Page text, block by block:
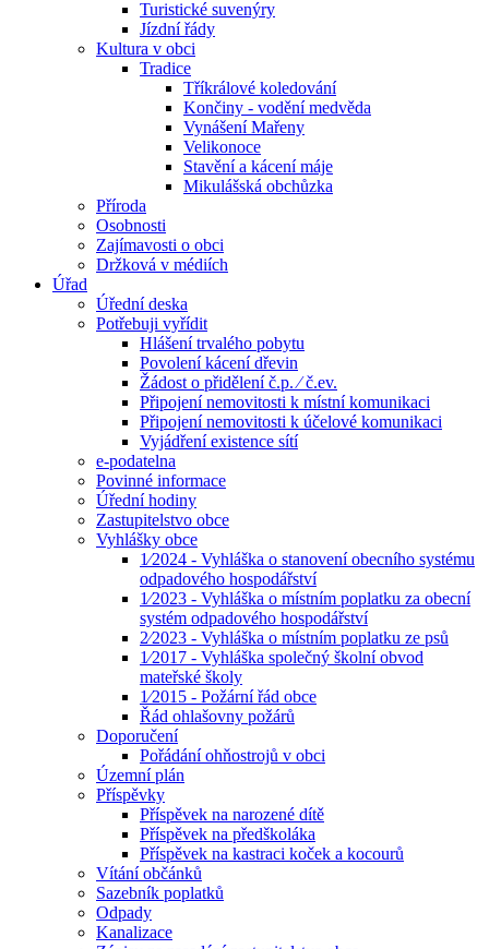
Turistické suvenýry
Jízdní řády
Kultura v obci
Tradice
Tříkrálové koledování
Končiny - vodění medvěda
Vynášení Mařeny
Velikonoce
Stavění a kácení máje
Mikulášská obchůzka
Příroda
Osobnosti
Zajímavosti o obci
Držková v médiích
Úřad
Úřední deska
Potřebuji vyřídit
Hlášení trvalého pobytu
Povolení kácení dřevin
Žádost o přidělení č.p. ⁄ č.ev.
Připojení nemovitosti k místní komunikaci
Připojení nemovitosti k účelové komunikaci
Vyjádření existence sítí
e-podatelna
Povinné informace
Úřední hodiny
Zastupitelstvo obce
Vyhlášky obce
1⁄2024 - Vyhláška o stanovení obecního systému
odpadového hospodářství
1⁄2023 - Vyhláška o místním poplatku za obecní
systém odpadového hospodářství
2⁄2023 - Vyhláška o místním poplatku ze psů
1⁄2017 - Vyhláška společný školní obvod
mateřské školy
1⁄2015 - Požární řád obce
Řád ohlašovny požárů
Doporučení
Pořádání ohňostrojů v obci
Územní plán
Příspěvky
Příspěvek na narozené dítě
Příspěvek na předškoláka
Příspěvek na kastraci koček a kocourů
Vítání občánků
Sazebník poplatků
Odpady
Kanalizace